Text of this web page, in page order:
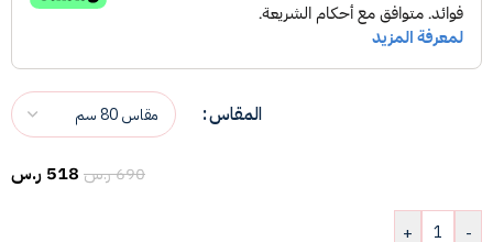
المقاس
690ر.س 518 ر.س
-
+